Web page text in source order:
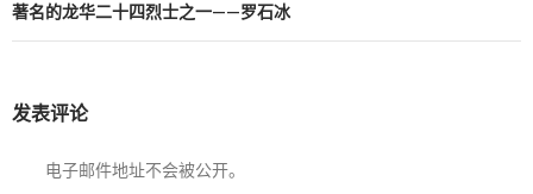
著名的龙华二十四烈士之一——罗石冰
发表评论
电子邮件地址不会被公开。